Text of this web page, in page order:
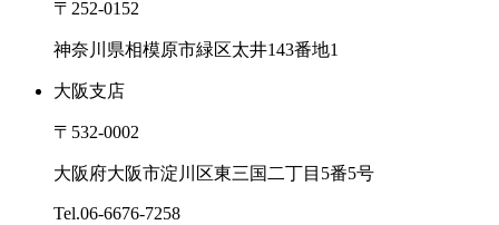
〒252-0152
神奈川県相模原市緑区太井143番地1
大阪支店
〒532-0002
大阪府大阪市淀川区東三国二丁目5番5号
Tel.06-6676-7258